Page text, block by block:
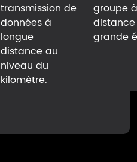
transmission de
données à
longue
distance au
niveau du
kilomètre.
groupe
grande